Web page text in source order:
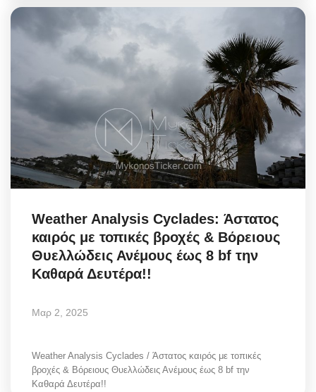
Weather Analysis Cyclades: Άστατος
καιρός με τοπικές βροχές & Βόρειους
Θυελλώδεις Ανέμους έως 8 bf την
Καθαρά Δευτέρα!!
Μαρ 2, 2025
Weather Analysis Cyclades / Άστατος καιρός με τοπικές
βροχές & Βόρειους Θυελλώδεις Ανέμους έως 8 bf την
Καθαρά Δευτέρα!!